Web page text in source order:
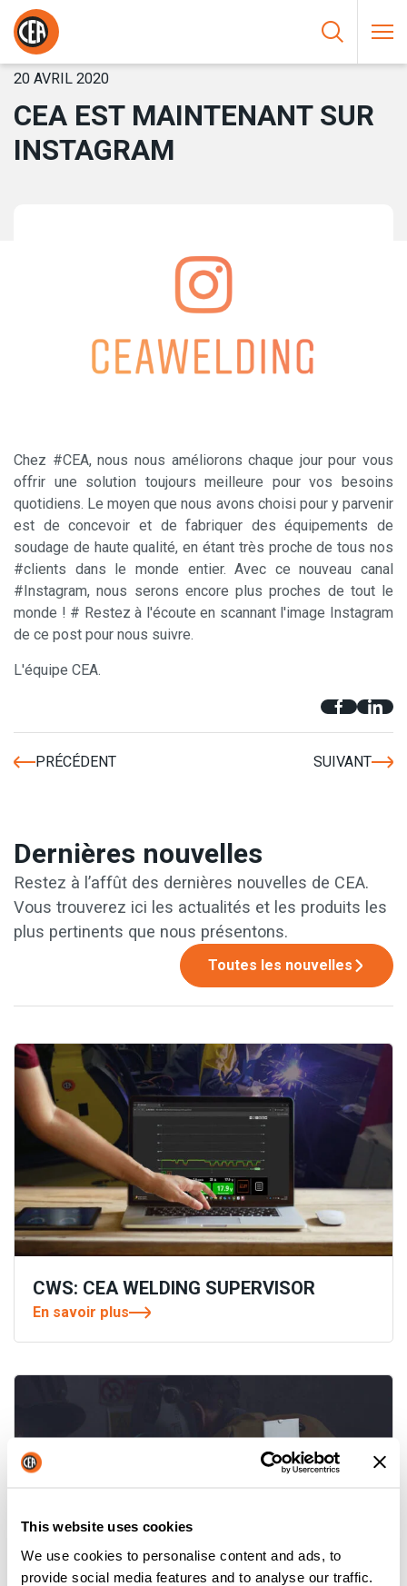
This website uses cookies
We use cookies to personalise content and ads, to
provide social media features and to analyse our traffic.
Aller au contenu
HOME/
20 AVRIL 2020
CEA EST MAINTENANT SUR
INSTAGRAM
Chez #CEA, nous nous améliorons chaque jour pour vous
offrir une solution toujours meilleure pour vos besoins
quotidiens. Le moyen que nous avons choisi pour y parvenir
est de concevoir et de fabriquer des équipements de
soudage de haute qualité, en étant très proche de tous nos
#clients dans le monde entier. Avec ce nouveau canal
#Instagram, nous serons encore plus proches de tout le
monde ! # Restez à l'écoute en scannant l'image Instagram
de ce post pour nous suivre.
L'équipe CEA.
PRÉCÉDENT SUIVANT
Dernières nouvelles
Restez à l’affût des dernières nouvelles de CEA.
Vous trouverez ici les actualités et les produits les
plus pertinents que nous présentons.
Toutes les nouvelles
CWS: CEA WELDING SUPERVISOR
En savoir plus